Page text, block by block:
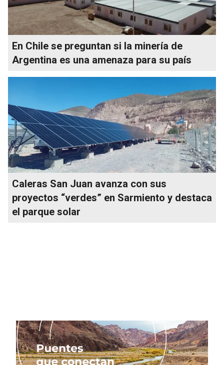
En Chile se preguntan si la minería de
Argentina es una amenaza para su país
Caleras San Juan avanza con sus
proyectos “verdes” en Sarmiento y destaca
el parque solar